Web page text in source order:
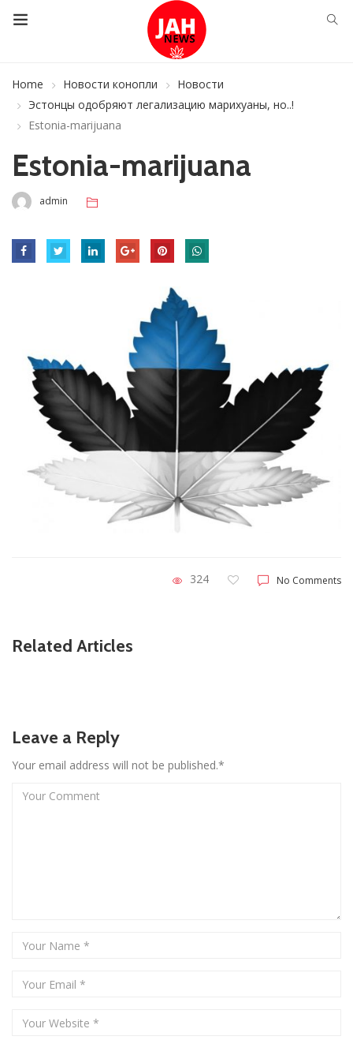
Home Новости конопли
Новости
Эстонцы одобряют легализацию марихуаны, но..!
Estonia-marijuana
Estonia-marijuana
admin
324 No Comments
Related Articles
Leave a Reply
Your email address will not be published.*